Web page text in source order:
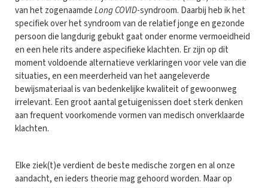
van het zogenaamdeLong COVID-syndroom. Daarbij heb ik het
specifiek over het syndroom van de relatief jonge en gezonde
persoon die langdurig gebukt gaat onder enorme vermoeidheid
en een hele rits andere aspecifieke klachten. Er zijn op dit
moment voldoende alternatieve verklaringen voor vele van die
situaties, en een meerderheid van het aangeleverde
bewijsmateriaal is van bedenkelijke kwaliteit of gewoonweg
irrelevant. Een groot aantal getuigenissen doet sterk denken
aan frequent voorkomende vormen van medisch onverklaarde
klachten.
Elke ziek(t)e verdient de beste medische zorgen en al onze
aandacht, en ieders theorie mag gehoord worden. Maar op